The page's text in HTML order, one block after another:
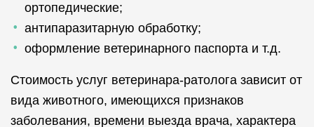
ортопедические;
антипаразитарную обработку;
оформление ветеринарного паспорта и т.д.
Стоимость услуг ветеринара-ратолога зависит от
вида животного, имеющихся признаков
заболевания, времени выезда врача, характера